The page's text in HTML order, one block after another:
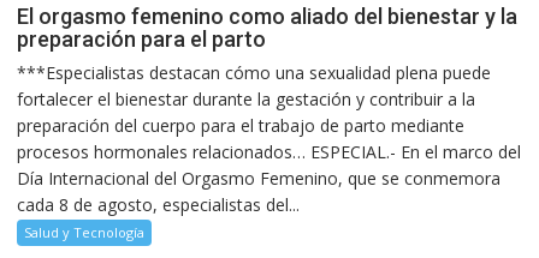
El orgasmo femenino como aliado del bienestar y la
preparación para el parto
***Especialistas destacan cómo una sexualidad plena puede
fortalecer el bienestar durante la gestación y contribuir a la
preparación del cuerpo para el trabajo de parto mediante
procesos hormonales relacionados… ESPECIAL.- En el marco del
Día Internacional del Orgasmo Femenino, que se conmemora
cada 8 de agosto, especialistas del...
Salud y Tecnología